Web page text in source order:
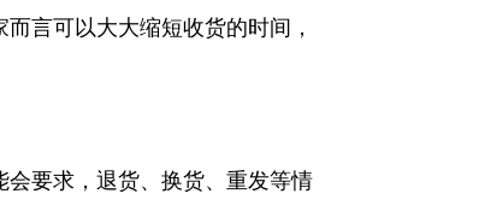
言可以大大缩短收货的时间，
要求，退货、换货、重发等情